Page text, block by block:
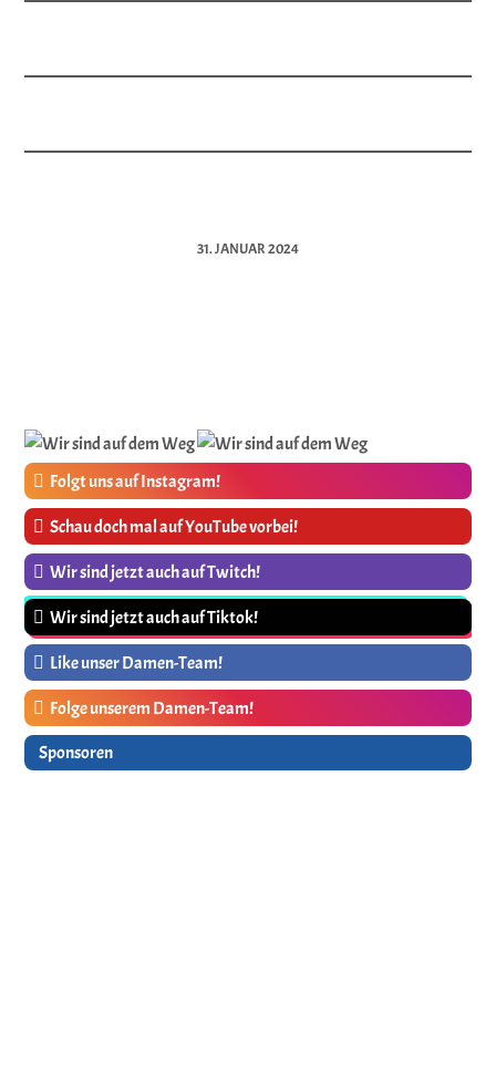
31. JANUAR 2024
Folgt uns auf Instagram!
Schau doch mal auf YouTube vorbei!
Wir sind jetzt auch auf Twitch!
Wir sind jetzt auch auf Tiktok!
Like unser Damen-Team!
Folge unserem Damen-Team!
Sponsoren